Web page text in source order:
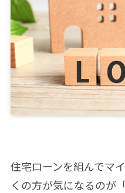
住宅ローンを組んでマ
くの方が気になるのが